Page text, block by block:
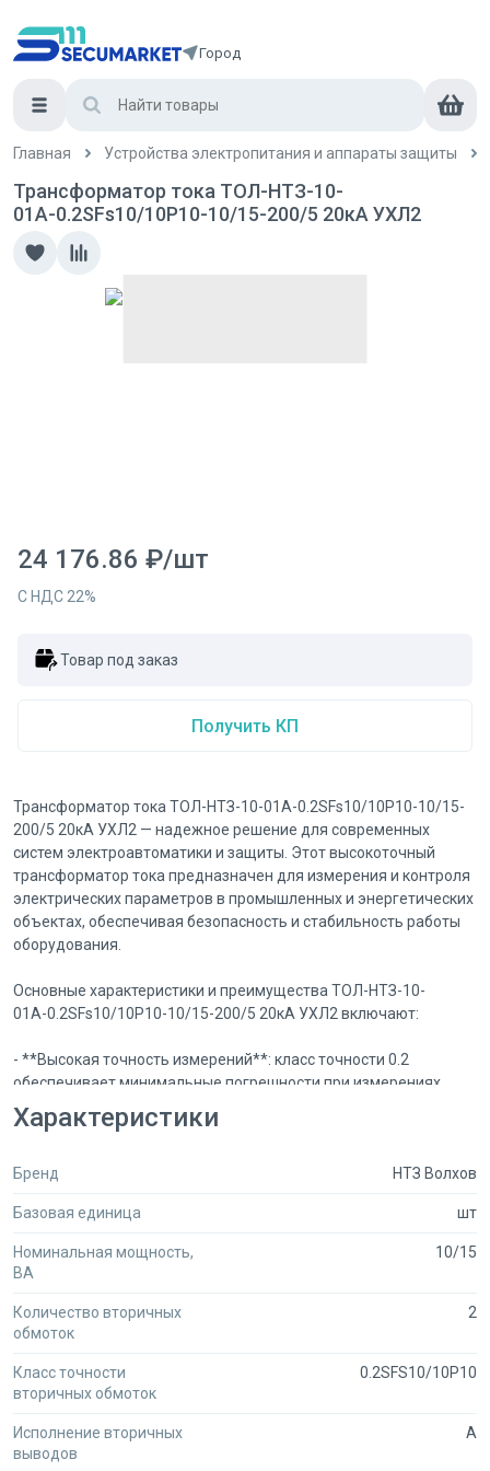
Город
Главная Устройства электропитания и аппараты защиты
Трансформатор тока ТОЛ-НТЗ-10-
01А-0.2SFs10/10Р10-10/15-200/5 20кА УХЛ2
24 176.86 ₽/шт
С НДС 22%
Товар под заказ
Получить КП
Трансформатор тока ТОЛ-НТЗ-10-01А-0.2SFs10/10Р10-10/15-
200/5 20кА УХЛ2 — надежное решение для современных
систем электроавтоматики и защиты. Этот высокоточный
трансформатор тока предназначен для измерения и контроля
электрических параметров в промышленных и энергетических
объектах, обеспечивая безопасность и стабильность работы
оборудования.
Основные характеристики и преимущества ТОЛ-НТЗ-10-
01А-0.2SFs10/10Р10-10/15-200/5 20кА УХЛ2 включают:
- **Высокая точность измерений**: класс точности 0.2
обеспечивает минимальные погрешности при измерениях
тока.
- **Максимальный ток**: 20 кА — подходит для работы в
- **Диапазон номинальных токов**: 10/15/200 А, что
- **Изоляция и защита**: исполнение УХЛ2 гарантирует
надежную работу в условиях умеренного климатического
режима, а также обеспечивает защиту от внешних
- **Компактные размеры и удобство монтажа**: конструкция
позволяет легко интегрировать трансформатор в
- **Сертификаты и соответствие стандартам**: все изделия
проходят строгий контроль качества и имеют необходимые
сертификаты от производителей, что подтверждает их
надежность и безопасность.
Характеристики
Бренд НТЗ Волхов
Базовая единица шт
Номинальная мощность,
ВА
10/15
Количество вторичных
обмоток
2
Класс точности
вторичных обмоток
0.2SFS10/10P10
Исполнение вторичных
выводов
А